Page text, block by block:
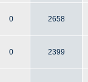
0 2658
0 2399